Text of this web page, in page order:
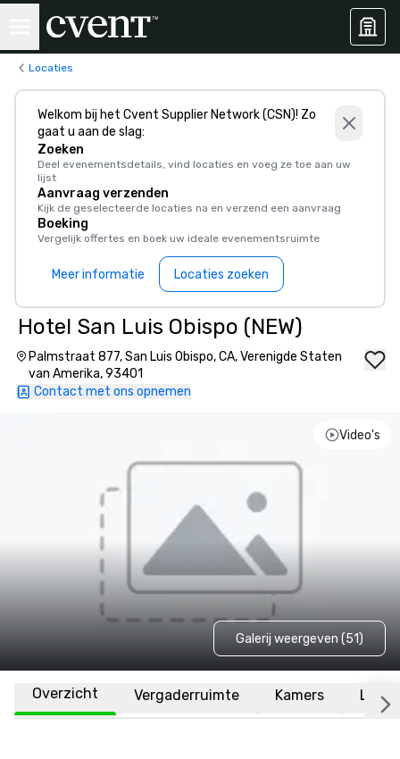
Locaties
Welkom bij het Cvent Supplier Network (CSN)! Zo
gaat u aan de slag:
Zoeken
Deel evenementsdetails, vind locaties en voeg ze toe aan uw
lijst
Aanvraag verzenden
Kijk de geselecteerde locaties na en verzend een aanvraag
Boeking
Vergelijk offertes en boek uw ideale evenementsruimte
Meer informatie Locaties zoeken
Hotel San Luis Obispo (NEW)
Palmstraat 877, San Luis Obispo, CA, Verenigde Staten
van Amerika, 93401
Contact met ons opnemen
Video's
Galerij weergeven (51)
Overzicht Vergaderruimte Kamers